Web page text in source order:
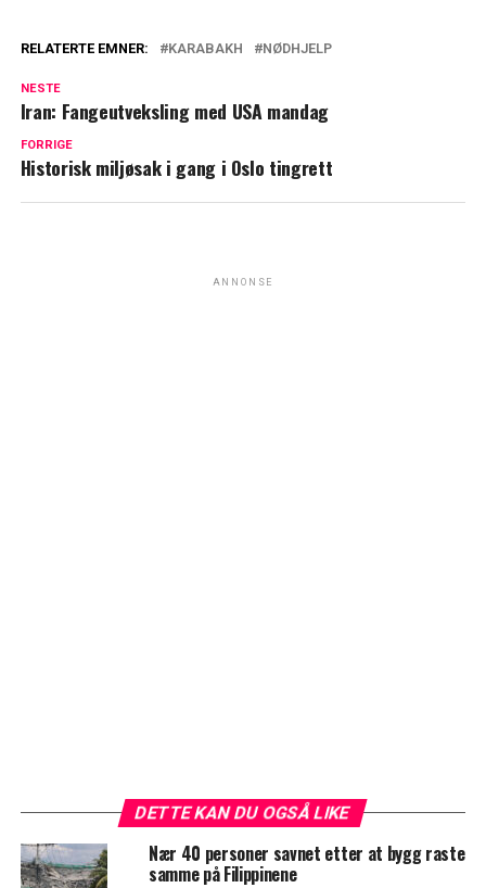
RELATERTE EMNER: KARABAKH NØDHJELP
NESTE
Iran: Fangeutveksling med USA mandag
FORRIGE
Historisk miljøsak i gang i Oslo tingrett
ANNONSE
DETTE KAN DU OGSÅ LIKE
Nær 40 personer savnet etter at bygg raste
samme på Filippinene